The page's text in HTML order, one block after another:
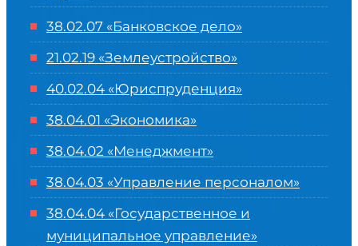
38.02.07 «Банковское дело»
21.02.19 «Землеустройство»
40.02.04 «Юриспруденция»
38.04.01 «Экономика»
38.04.02 «Менеджмент»
38.04.03 «Управление персоналом»
38.04.04 «Государственное и
муниципальное управление»